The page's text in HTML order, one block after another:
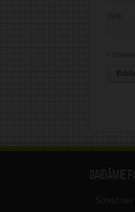
Gaidāmie
Šobrīd nav